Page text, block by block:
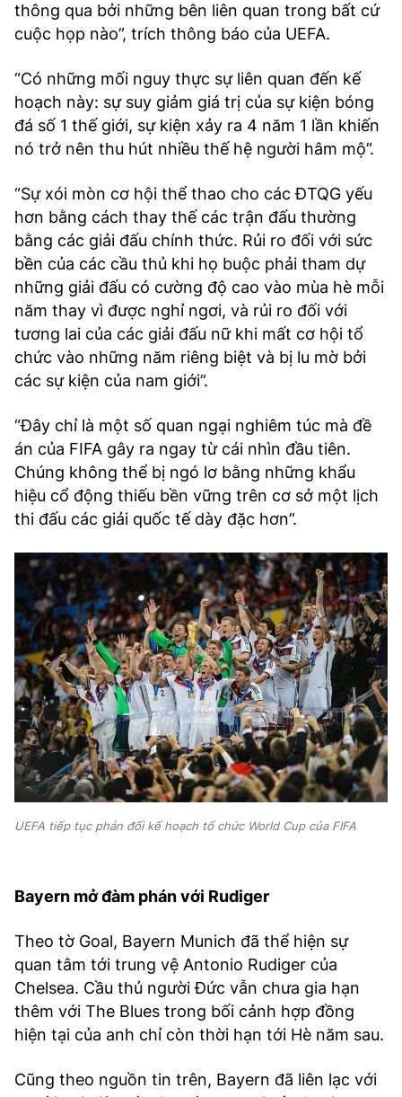
thông qua bởi những bên liên quan trong bất cứ
cuộc họp nào”, trích thông báo của UEFA.
“Có những mối nguy thực sự liên quan đến kế
hoạch này: sự suy giảm giá trị của sự kiện bóng
đá số 1 thế giới, sự kiện xảy ra 4 năm 1 lần khiến
nó trở nên thu hút nhiều thế hệ người hâm mộ”.
“Sự xói mòn cơ hội thể thao cho các ĐTQG yếu
hơn bằng cách thay thế các trận đấu thường
bằng các giải đấu chính thức. Rủi ro đối với sức
bền của các cầu thủ khi họ buộc phải tham dự
những giải đấu có cường độ cao vào mùa hè mỗi
năm thay vì được nghỉ ngơi, và rủi ro đối với
tương lai của các giải đấu nữ khi mất cơ hội tổ
chức vào những năm riêng biệt và bị lu mờ bởi
các sự kiện của nam giới”.
“Đây chỉ là một số quan ngại nghiêm túc mà đề
án của FIFA gây ra ngay từ cái nhìn đầu tiên.
Chúng không thể bị ngó lơ bằng những khẩu
hiệu cổ động thiếu bền vững trên cơ sở một lịch
thi đấu các giải quốc tế dày đặc hơn”.
UEFA tiếp tục phản đối kế hoạch tổ chức World Cup của FIFA
Bayern mở đàm phán với Rudiger
Theo tờ Goal, Bayern Munich đã thể hiện sự
quan tâm tới trung vệ Antonio Rudiger của
Chelsea. Cầu thủ người Đức vẫn chưa gia hạn
thêm với The Blues trong bối cảnh hợp đồng
hiện tại của anh chỉ còn thời hạn tới Hè năm sau.
Cũng theo nguồn tin trên, Bayern đã liên lạc với